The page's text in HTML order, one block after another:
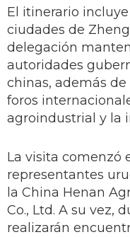
El itinerario
ciudades de
delegación
autoridades
chinas, además
foros
agroindustrial y la
La visita comenzó
representantes
la China Henan
Co., Ltd. A su vez,
realizarán